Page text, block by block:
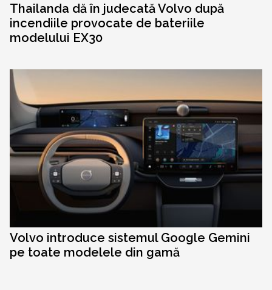
Thailanda dă în judecată Volvo după
incendiile provocate de bateriile
modelului EX30
Volvo introduce sistemul Google Gemini
pe toate modelele din gamă